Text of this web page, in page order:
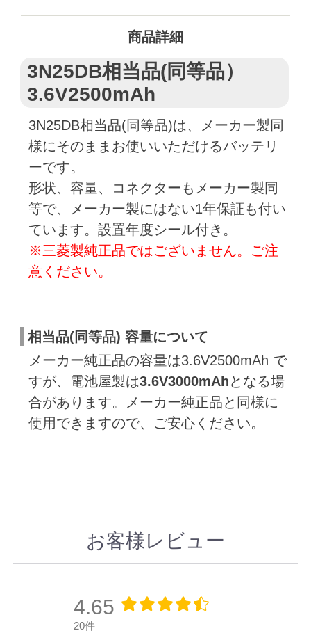
商品詳細
3N25DB相当品(同等品）
3.6V2500mAh
3N25DB相当品(同等品)は、メーカー製同
様にそのままお使いいただけるバッテリ
ーです。
形状、容量、コネクターもメーカー製同
等で、メーカー製にはない1年保証も付い
ています。設置年度シール付き。
※三菱製純正品ではございません。ご注
意ください。
相当品(同等品) 容量について
メーカー純正品の容量は3.6V2500mAh で
すが、電池屋製は3.6V3000mAhとなる場
合があります。メーカー純正品と同様に
使用できますので、ご安心ください。
お客様レビュー
4.65
20件